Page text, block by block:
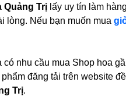
Quảng Trịlấy uy tín làm
lòng. Nếu bạn muốn mua
có nhu cầu mua Shop hoa
đăng tải trên website
Trị.